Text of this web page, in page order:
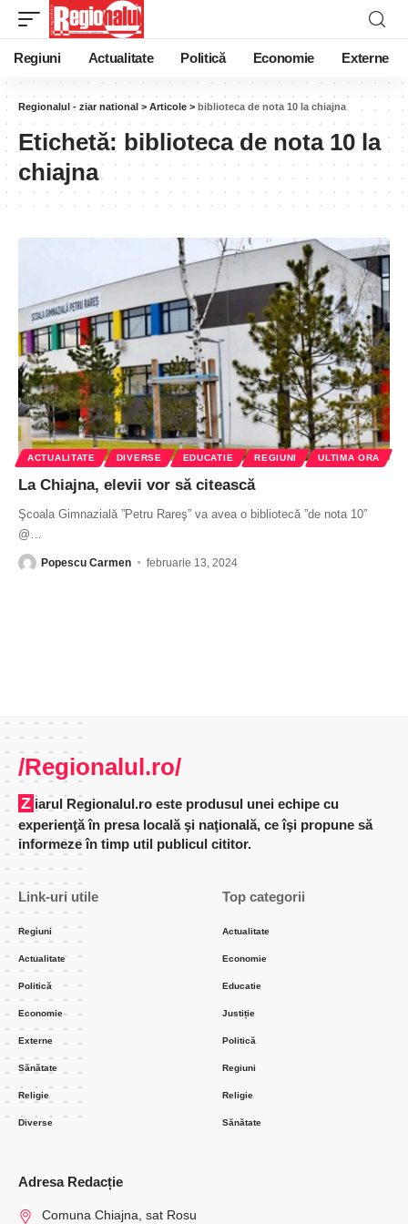
Regiuni Actualitate Politică Economie Externe
Regionalul - ziar national > Articole > biblioteca de nota 10 la chiajna
Etichetă: biblioteca de nota 10 la
chiajna
ACTUALITATE DIVERSE EDUCATIE REGIUNI ULTIMA ORA
La Chiajna, elevii vor să citească
Şcoala Gimnazială ”Petru Rareş” va avea o bibliotecă ”de nota 10”
@
Popescu Carmen februarie 13, 2024
/Regionalul.ro/
Ziarul Regionalul.ro este produsul unei echipe cu
experienţă în presa locală şi naţională, ce îşi propune să
informeze în timp util publicul cititor.
Link-uri utile
Regiuni
Actualitate
Politică
Economie
Externe
Sănătate
Religie
Diverse
Top categorii
Actualitate
Economie
Educatie
Justiție
Politică
Regiuni
Religie
Sănătate
Adresa Redacție
Comuna Chiajna, sat Rosu